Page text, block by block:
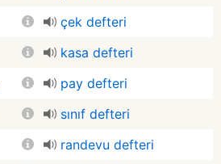
çek defteri
kasa defteri
pay defteri
sınıf defteri
randevu defteri